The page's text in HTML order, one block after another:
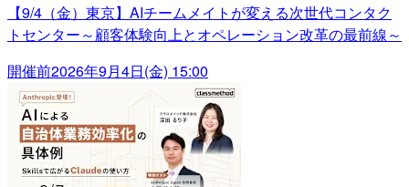
【9/4（金）東京】AIチームメイトが変える次世代コンタク
トセンター～顧客体験向上とオペレーション改革の最前線～
開催前2026年9月4日(金) 15:00